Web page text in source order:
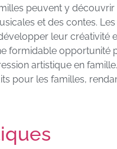
peuvent y
et des contes.
leur créativité
formidable opportunité
artistique en
pour les familles,